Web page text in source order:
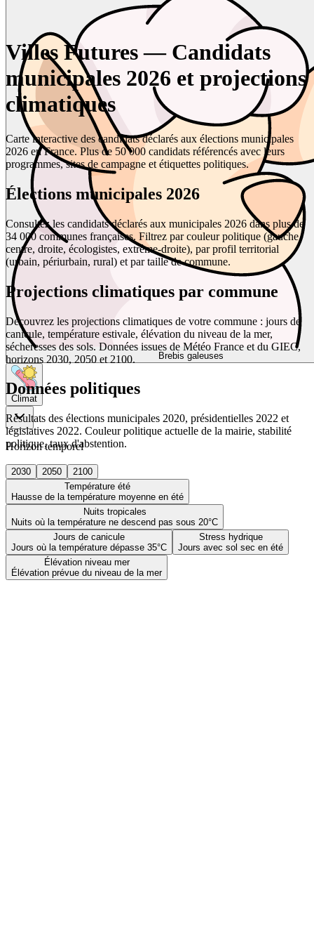
Brebis galeuses
Climat
Horizon temporel
2030 2050
2100
Température été
Hausse de la température moyenne en été
Nuits tropicales
Nuits où la température ne descend pas sous 20°C
Jours de canicule
Jours où la température dépasse 35°C
Stress hydrique
Jours avec sol sec en été
Élévation niveau mer
Élévation prévue du niveau de la mer
Villes Futures — Candidats
municipales 2026 et projections
climatiques
Carte interactive des candidats déclarés aux élections municipales
2026 en France. Plus de 50 000 candidats référencés avec leurs
programmes, sites de campagne et étiquettes politiques.
Élections municipales 2026
Consultez les candidats déclarés aux municipales 2026 dans plus de
34 000 communes françaises. Filtrez par couleur politique (gauche,
centre, droite, écologistes, extrême-droite), par profil territorial
(urbain, périurbain, rural) et par taille de commune.
Projections climatiques par commune
Découvrez les projections climatiques de votre commune : jours de
canicule, température estivale, élévation du niveau de la mer,
sécheresses des sols. Données issues de Météo France et du GIEC,
horizons 2030, 2050 et 2100.
Données politiques
Résultats des élections municipales 2020, présidentielles 2022 et
législatives 2022. Couleur politique actuelle de la mairie, stabilité
politique, taux d'abstention.